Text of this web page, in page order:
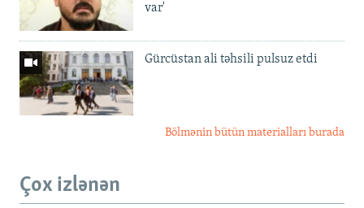
var'
Gürcüstan ali təhsili pulsuz etdi
Bölmənin bütün materialları burada
Çox izlənən